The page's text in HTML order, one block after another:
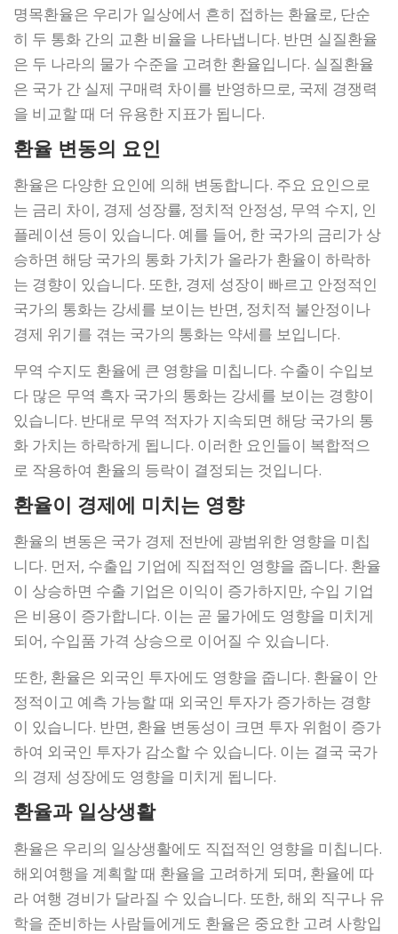
명목환율은 우리가 일상에서 흔히 접하는 환율로, 단순
히 두 통화 간의 교환 비율을 나타냅니다. 반면 실질환율
은 두 나라의 물가 수준을 고려한 환율입니다. 실질환율
은 국가 간 실제 구매력 차이를 반영하므로, 국제 경쟁력
을 비교할 때 더 유용한 지표가 됩니다.
환율 변동의 요인
환율은 다양한 요인에 의해 변동합니다. 주요 요인으로
는 금리 차이, 경제 성장률, 정치적 안정성, 무역 수지, 인
플레이션 등이 있습니다. 예를 들어, 한 국가의 금리가 상
승하면 해당 국가의 통화 가치가 올라가 환율이 하락하
는 경향이 있습니다. 또한, 경제 성장이 빠르고 안정적인
국가의 통화는 강세를 보이는 반면, 정치적 불안정이나
경제 위기를 겪는 국가의 통화는 약세를 보입니다.
무역 수지도 환율에 큰 영향을 미칩니다. 수출이 수입보
다 많은 무역 흑자 국가의 통화는 강세를 보이는 경향이
있습니다. 반대로 무역 적자가 지속되면 해당 국가의 통
화 가치는 하락하게 됩니다. 이러한 요인들이 복합적으
로 작용하여 환율의 등락이 결정되는 것입니다.
환율이 경제에 미치는 영향
환율의 변동은 국가 경제 전반에 광범위한 영향을 미칩
니다. 먼저, 수출입 기업에 직접적인 영향을 줍니다. 환율
이 상승하면 수출 기업은 이익이 증가하지만, 수입 기업
은 비용이 증가합니다. 이는 곧 물가에도 영향을 미치게
되어, 수입품 가격 상승으로 이어질 수 있습니다.
또한, 환율은 외국인 투자에도 영향을 줍니다. 환율이 안
정적이고 예측 가능할 때 외국인 투자가 증가하는 경향
이 있습니다. 반면, 환율 변동성이 크면 투자 위험이 증가
하여 외국인 투자가 감소할 수 있습니다. 이는 결국 국가
의 경제 성장에도 영향을 미치게 됩니다.
환율과 일상생활
환율은 우리의 일상생활에도 직접적인 영향을 미칩니다.
해외여행을 계획할 때 환율을 고려하게 되며, 환율에 따
라 여행 경비가 달라질 수 있습니다. 또한, 해외 직구나 유
학을 준비하는 사람들에게도 환율은 중요한 고려 사항입